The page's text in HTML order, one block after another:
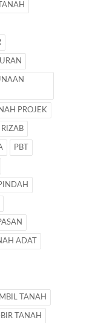
PROJEK
RIZAB
PBT
ADAT
TANAH
TANAH